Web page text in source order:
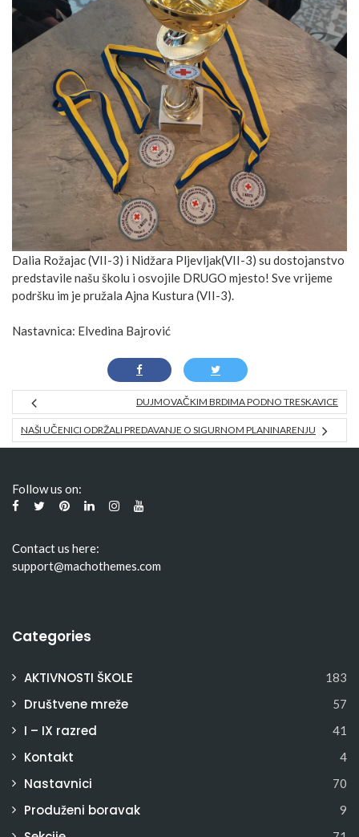
Dalia Rožajac (VII-3) i Nidžara Pljevljak(VII-3) su dostojanstvo
predstavile našu školu i osvojile DRUGO mjesto! Sve vrijeme
podršku im je pružala Ajna Kustura (VII-3).
Nastavnica: Elvedina Bajrović
DUJMOVAČKIM BRDIMA PODNO TRESKAVICE
NAŠI UČENICI ODRŽALI PREDAVANJE O SIGURNOM PLANINARENJU
Follow us on:
Contact us here:
support@machothemes.com
Categories
AKTIVNOSTI ŠKOLE 183
Društvene mreže 57
I – IX razred 41
Kontakt 4
Nastavnici 70
Produženi boravak 9